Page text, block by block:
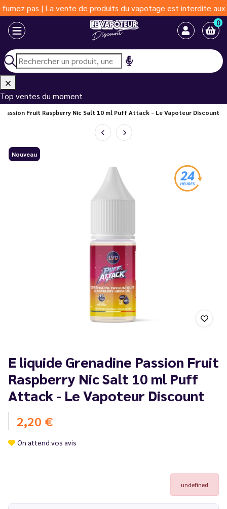
pas | La vente de produits du vapotage est interdite aux
0
Top ventes du moment
Passion Fruit Raspberry Nic Salt 10 ml Puff Attack - Le Vapoteur Discount
Nouveau
E liquide Grenadine Passion Fruit
Raspberry Nic Salt 10 ml Puff
Attack - Le Vapoteur Discount
2,20 €
On attend vos avis
undefined